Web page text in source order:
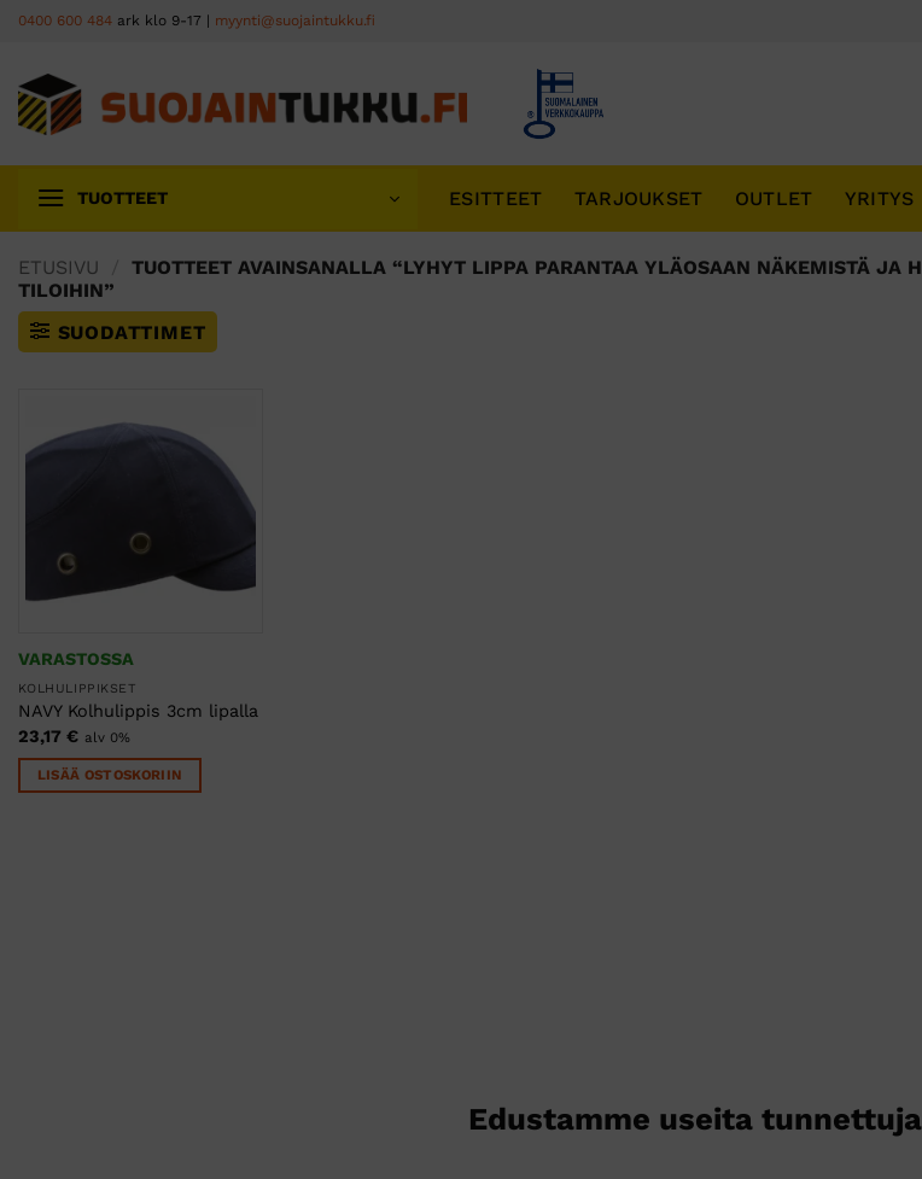
Skip
content
0400 600 484 ark klo 9-17 | myynti@suojaintukku.fi
TUOTTEET ESITTEET TARJOUKSET OUTLET YRITYS
ETUSIVU
TUOTTEET AVAINSANALLA “LYHYT LIPPA PARANTAA YLÄOSAAN NÄKEMISTÄ JA
TILOIHIN”
SUODATTIMET
VARASTOSSA
KOLHULIPPIKSET
NAVY Kolhulippis 3cm lipalla
23,17 € alv 0%
LISÄÄ OSTOSKORIIN
Edustamme useita